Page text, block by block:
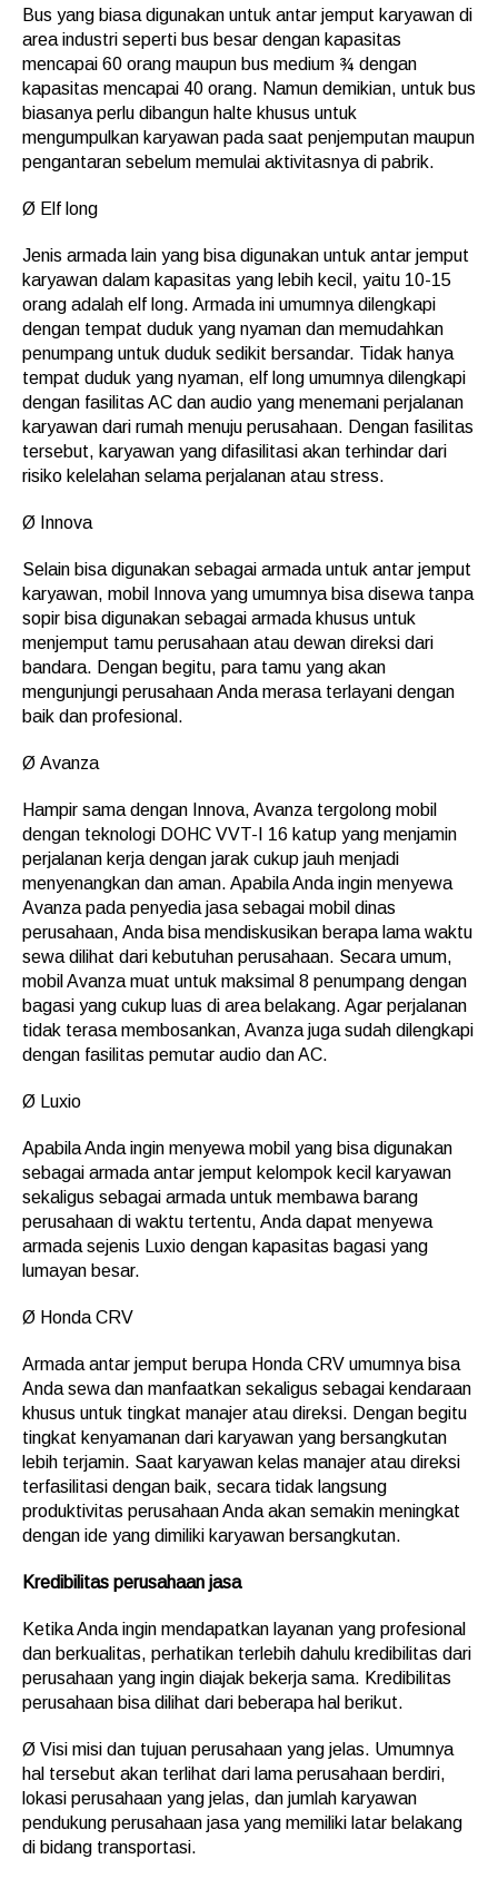
Bus yang biasa digunakan untuk antar jemput karyawan di
area industri seperti bus besar dengan kapasitas
mencapai 60 orang maupun bus medium ¾ dengan
kapasitas mencapai 40 orang. Namun demikian, untuk bus
biasanya perlu dibangun halte khusus untuk
mengumpulkan karyawan pada saat penjemputan maupun
pengantaran sebelum memulai aktivitasnya di pabrik.
Ø Elf long
Jenis armada lain yang bisa digunakan untuk antar jemput
karyawan dalam kapasitas yang lebih kecil, yaitu 10-15
orang adalah elf long. Armada ini umumnya dilengkapi
dengan tempat duduk yang nyaman dan memudahkan
penumpang untuk duduk sedikit bersandar. Tidak hanya
tempat duduk yang nyaman, elf long umumnya dilengkapi
dengan fasilitas AC dan audio yang menemani perjalanan
karyawan dari rumah menuju perusahaan. Dengan fasilitas
tersebut, karyawan yang difasilitasi akan terhindar dari
risiko kelelahan selama perjalanan atau stress.
Ø Innova
Selain bisa digunakan sebagai armada untuk antar jemput
karyawan, mobil Innova yang umumnya bisa disewa tanpa
sopir bisa digunakan sebagai armada khusus untuk
menjemput tamu perusahaan atau dewan direksi dari
bandara. Dengan begitu, para tamu yang akan
mengunjungi perusahaan Anda merasa terlayani dengan
baik dan profesional.
Ø Avanza
Hampir sama dengan Innova, Avanza tergolong mobil
dengan teknologi DOHC VVT-I 16 katup yang menjamin
perjalanan kerja dengan jarak cukup jauh menjadi
menyenangkan dan aman. Apabila Anda ingin menyewa
Avanza pada penyedia jasa sebagai mobil dinas
perusahaan, Anda bisa mendiskusikan berapa lama waktu
sewa dilihat dari kebutuhan perusahaan. Secara umum,
mobil Avanza muat untuk maksimal 8 penumpang dengan
bagasi yang cukup luas di area belakang. Agar perjalanan
tidak terasa membosankan, Avanza juga sudah dilengkapi
dengan fasilitas pemutar audio dan AC.
Ø Luxio
Apabila Anda ingin menyewa mobil yang bisa digunakan
sebagai armada antar jemput kelompok kecil karyawan
sekaligus sebagai armada untuk membawa barang
perusahaan di waktu tertentu, Anda dapat menyewa
armada sejenis Luxio dengan kapasitas bagasi yang
lumayan besar.
Ø Honda CRV
Armada antar jemput berupa Honda CRV umumnya bisa
Anda sewa dan manfaatkan sekaligus sebagai kendaraan
khusus untuk tingkat manajer atau direksi. Dengan begitu
tingkat kenyamanan dari karyawan yang bersangkutan
lebih terjamin. Saat karyawan kelas manajer atau direksi
terfasilitasi dengan baik, secara tidak langsung
produktivitas perusahaan Anda akan semakin meningkat
dengan ide yang dimiliki karyawan bersangkutan.
Kredibilitas perusahaan jasa
Ketika Anda ingin mendapatkan layanan yang profesional
dan berkualitas, perhatikan terlebih dahulu kredibilitas dari
perusahaan yang ingin diajak bekerja sama. Kredibilitas
perusahaan bisa dilihat dari beberapa hal berikut.
Ø Visi misi dan tujuan perusahaan yang jelas. Umumnya
hal tersebut akan terlihat dari lama perusahaan berdiri,
lokasi perusahaan yang jelas, dan jumlah karyawan
pendukung perusahaan jasa yang memiliki latar belakang
di bidang transportasi.